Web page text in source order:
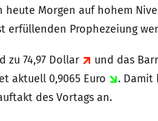
Morgen auf hohem
erfüllenden Prophezeiung
zu 74,97 Dollar und das
aktuell 0,9065 Euro
. Damit
des Vortags an.